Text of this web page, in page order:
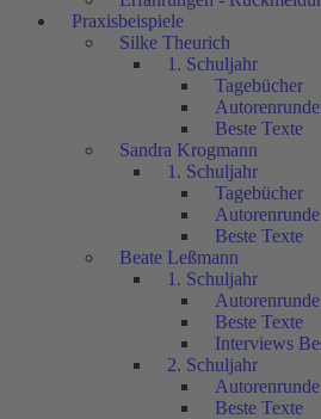
Praxisbeispiele
Silke Theurich
1. Schuljahr
Tagebücher
Beste Texte
Sandra Krogmann
1. Schuljahr
Tagebücher
Autorenrunde
Beste Texte
Beate Leßmann
1. Schuljahr
Autorenrunde
Beste Texte
Interviews
2. Schuljahr
Autorenrunde
Beste Texte